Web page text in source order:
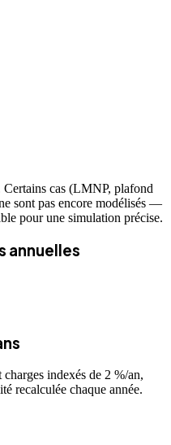
cas (LMNP, plafond
sont pas encore modélisés —
pour une simulation précise.
annuelles
indexés de 2 %/an,
recalculée chaque année.